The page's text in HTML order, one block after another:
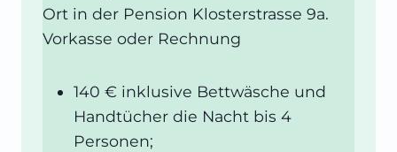
Ort in der Pension Klosterstrasse 9a.
Vorkasse oder Rechnung
140 € inklusive Bettwäsche und
Handtücher die Nacht bis 4
Personen;